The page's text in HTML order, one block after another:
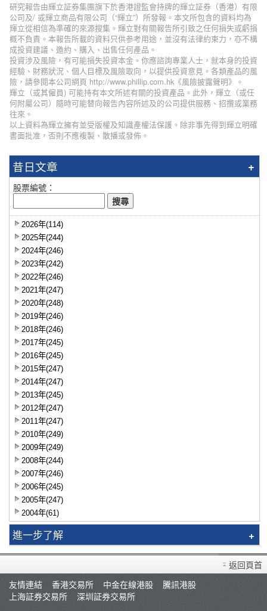
研究報告由輝立証券集團旗下於香港證監會持牌的輝立証券（香港）有限
公司及/ 或輝立商品有限公司（“輝立”）所發報。本文所包含的資料均為
輝立從相信為準確的來源搜集。輝立對有關報告所引致之任何損失或虧損
概不負責。本報告所載的資料只供参考用途，並沒有法律約束力，亦不構
成投資建議、邀約、購入、出售任何產品。
投資涉及風險，有可能損失投資本金。你應諮詢專業人士，就本身的投資
經驗、財務狀況、個人目標及風險取向，以提供投資意見。各類產品的風
險，請參閱本公司網頁 http://www.phillip.com.hk《風險披露聲明》。
輝立（或其僱員) 可能持有本文所述有關的投資產品。此外，輝立（或任
何附屬公司）隨時可能替向報告內容所述及的公司提供服務、招攬或業務
往來。
以上資料為輝立擁有並受版權及知識產權法保護。除非事先得到輝立明確
書面批准，否則不應複製、散播或發佈。
昔日文章
股票編號：
2026年(114)
2025年(244)
2024年(246)
2023年(242)
2022年(246)
2021年(247)
2020年(248)
2019年(246)
2018年(246)
2017年(245)
2016年(245)
2015年(247)
2014年(247)
2013年(245)
2012年(247)
2011年(247)
2010年(249)
2009年(249)
2008年(244)
2007年(246)
2006年(245)
2005年(247)
2004年(61)
進一步了解
智識揀股
市況評論
交易員評論
返回頁首
友情連結
香港交易所 中金在線港股
騰訊港股
上海証券交易所
深圳証券交易所